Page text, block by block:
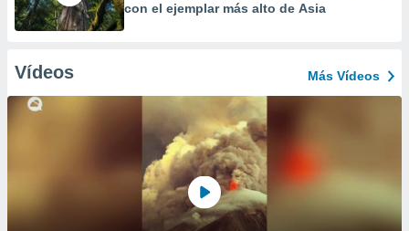
con el ejemplar más alto de Asia
Vídeos Más Vídeos